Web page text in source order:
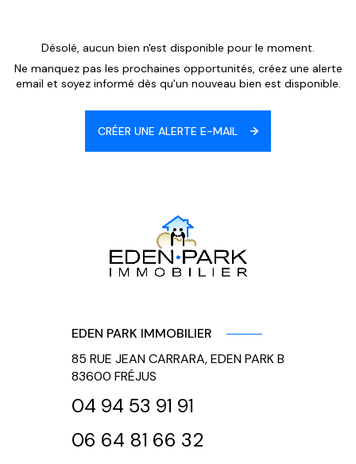
Désolé, aucun bien n'est disponible pour le moment.
Ne manquez pas les prochaines opportunités, créez une alerte
email et soyez informé dès qu'un nouveau bien est disponible.
CRÉER UNE ALERTE E-MAIL
EDEN PARK IMMOBILIER
85 RUE JEAN CARRARA, EDEN PARK B
83600 FRÉJUS
04 94 53 91 91
06 64 81 66 32